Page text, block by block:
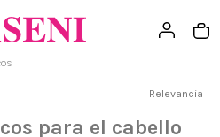
Relevancia
para el cabello